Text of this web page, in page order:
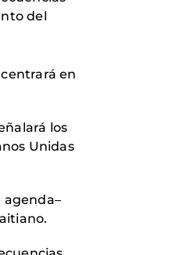
del
en
los
Unidas
agenda–